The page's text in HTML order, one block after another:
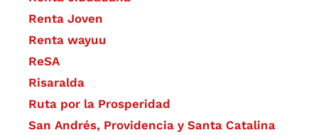
Renta Joven
Renta wayuu
ReSA
Risaralda
Ruta por la Prosperidad
San Andrés, Providencia y Santa Catalina